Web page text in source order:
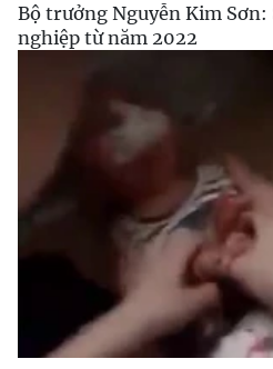
Bộ trưởng Nguyễn Kim
nghiệp từ năm 2022